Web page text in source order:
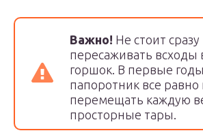
Важно! Не стоит сразу
пересаживать всходы
горшок. В первые
папоротник все равно
перемещать каждую
просторные тары.